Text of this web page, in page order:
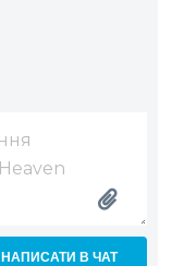
НАПИСАТИ В ЧАТ